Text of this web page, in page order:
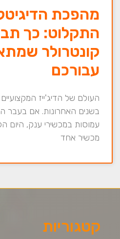
מהפכת
התקלוט: כך
קונטרולר
עבורכם
העולם של הדיג'ייז
בשנים האחרונות. אם בעבר
עמוסות במכשירי ענק, היום
מכשיר אחד
קטגוריות